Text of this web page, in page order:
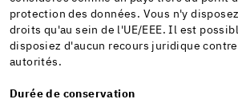
protection des données. Vous n'y
droits qu'au sein de l'UE/EEE. Il est
disposiez d'aucun recours juridique
autorités.
Durée de conservation